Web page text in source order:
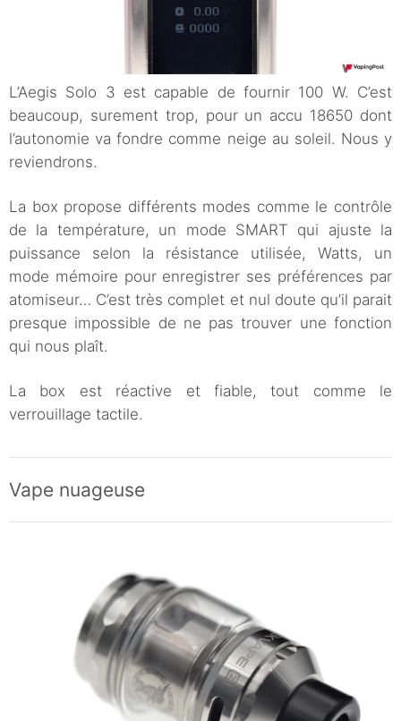
L’Aegis Solo 3 est capable de fournir 100 W. C’est
beaucoup, surement trop, pour un accu 18650 dont
l’autonomie va fondre comme neige au soleil. Nous y
reviendrons.
La box propose différents modes comme le contrôle
de la température, un mode SMART qui ajuste la
puissance selon la résistance utilisée, Watts, un
mode mémoire pour enregistrer ses préférences par
atomiseur… C’est très complet et nul doute qu’il parait
presque impossible de ne pas trouver une fonction
qui nous plaît.
La box est réactive et fiable, tout comme le
verrouillage tactile.
Vape nuageuse